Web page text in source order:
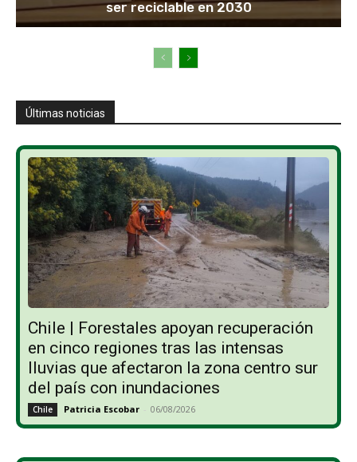
ser reciclable en 2030
Últimas noticias
Chile | Forestales apoyan recuperación
en cinco regiones tras las intensas
lluvias que afectaron la zona centro sur
del país con inundaciones
Chile Patricia Escobar - 06/08/2026